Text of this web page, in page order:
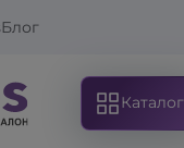
Блог
Каталог